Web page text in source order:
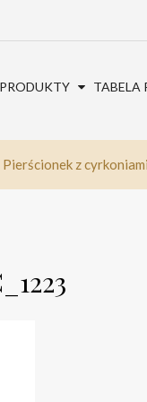
PRODUKTY TABELA
Pierścionek z